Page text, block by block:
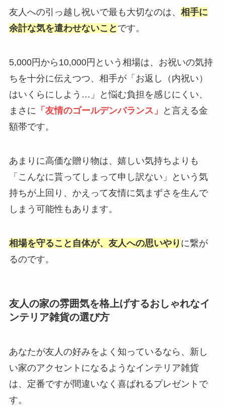
友人への引っ越し祝いで最も大切なのは、 相手に
余計な気を遣わせないこと です。
5,000円から10,000円という相場は、お祝いの気持
ちを十分に伝えつつ、相手が「お返し（内祝い）
はいくらにしよう…」と悩む負担を感じにくい、
まさに 「友情のゴールデンバランス」
と言える金
額帯です。
あまりに高価な贈り物は、嬉しい気持ちよりも
「こんなに貰ってしまって申し訳ない」という気
持ちが上回り、かえって友情に気まずさを生んで
しまう可能性もあります。
相場を守ること自体が、友人への思いやり に繋が
るのです。
友人の家の雰囲気を格上げするおしゃれなイ
ンテリア雑貨の選び方
あなたが友人の好みをよく知っているなら、新し
い家のアクセントになるようなインテリア雑貨
は、定番ですが間違いなく喜ばれるプレゼントで
す。